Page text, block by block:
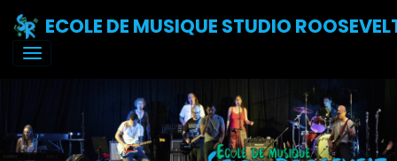
ECOLE DE MUSIQUE STUDIO